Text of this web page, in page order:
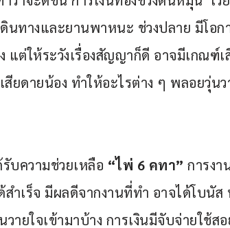
นทางและยานพาหนะ ช่วงปลาย มีโอก
แต่ให้ระวังเรื่องสัญญาก็ดี อาจมีเกณฑ์เ
สียดายน้อง ทำให้อะไรต่าง ๆ พลอยวุ่น
บความช่วยเหลือ “ไพ่ 6 คทา” การงา
ำเร็จ มีผลดีจากงานที่ทำ อาจได้โบนัส
ายใจเข้ามาบ้าง การเงินมีจับจ่ายใช้ส